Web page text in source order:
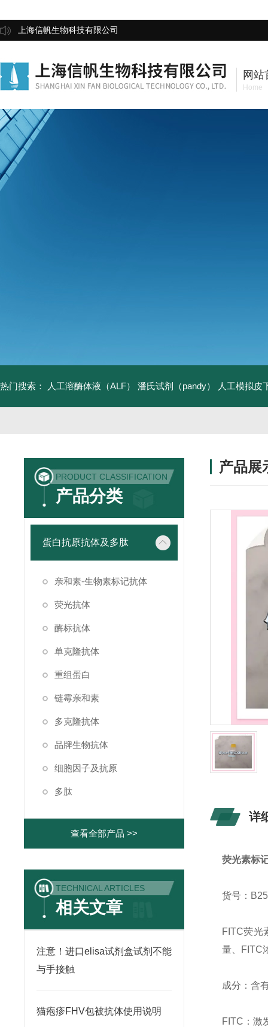
上海信帆生物科技有限公司
网站
Home
热门搜索： 人工溶酶体液（ALF） 潘氏试剂（pandy） 人工模拟皮
PRODUCT CLASSIFICATION
产品分类
蛋白抗原抗体及多肽
亲和素-生物素标记抗体
荧光抗体
酶标抗体
单克隆抗体
重组蛋白
链霉亲和素
多克隆抗体
品牌生物抗体
细胞因子及抗原
多肽
查看全部产品 >>
TECHNICAL ARTICLES
相关文章
注意！进口elisa试剂盒试剂不能
与手接触
猫疱疹FHV包被抗体使用说明
产品展
详
荧光素标
货号：
FITC荧光
量、FITC
成分：含
FITC：激